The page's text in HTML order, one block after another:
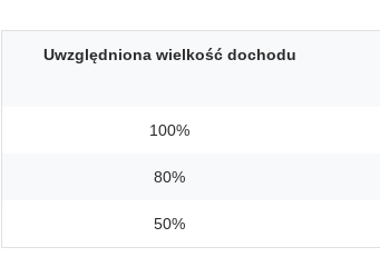
Uwzględniona wielkość dochodu
100%
80%
50%